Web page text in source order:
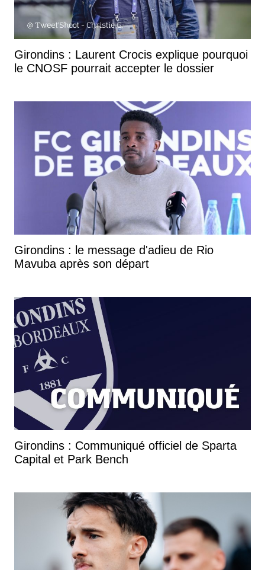
Girondins : Laurent Crocis explique pourquoi
le CNOSF pourrait accepter le dossier
Girondins : le message d'adieu de Rio
Mavuba après son départ
Girondins : Communiqué officiel de Sparta
Capital et Park Bench